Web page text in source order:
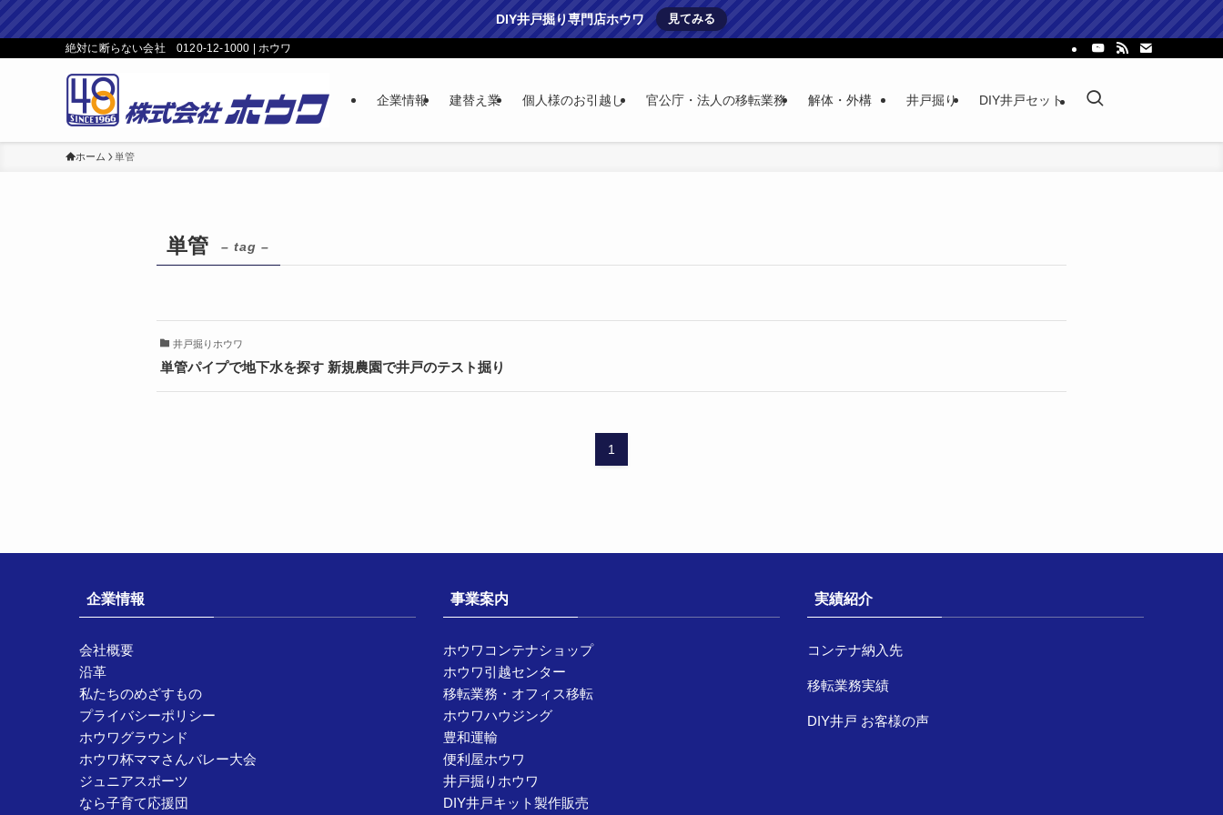
DIY井戸掘り専門店ホウワ 見てみる
絶対に断らない会社 0120-12-1000 | ホウワ
企業情報 建替え業 個人様のお引越し 官公庁・法人の移転業務 解体・外構 井戸掘り DIY井戸セット
ホーム 単管
単管 – tag –
井戸掘りホウワ
単管パイプで地下水を探す 新規農園で井戸のテスト掘り
1
企業情報
会社概要
沿革
私たちのめざすもの
プライバシーポリシー
ホウワグラウンド
ホウワ杯ママさんバレー大会
ジュニアスポーツ
なら子育て応援団
事業案内
ホウワコンテナショップ
ホウワ引越センター
移転業務・オフィス移転
ホウワハウジング
豊和運輸
便利屋ホウワ
井戸掘りホウワ
DIY井戸キット製作販売
実績紹介
コンテナ納入先
移転業務実績
DIY井戸 お客様の声